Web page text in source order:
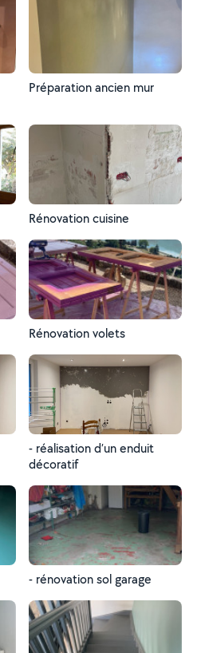
Préparation ancien mur
Rénovation cuisine
Rénovation volets
- réalisation d’un enduit
décoratif
- rénovation sol garage